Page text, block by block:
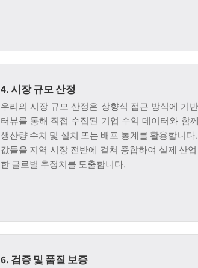
4. 시장 규모 산정
우리의 시장 규모 산정은 상향식 접근 방식에 기
터뷰를 통해 직접 수집된 기업 수익 데이터와 함
생산량 수치 및 설치 또는 배포 통계를 활용합니다
값들을 지역 시장 전반에 걸쳐 종합하여 실제 산
한 글로벌 추정치를 도출합니다.
6. 검증 및 품질 보증